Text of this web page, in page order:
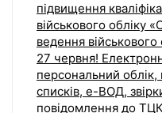
підвищення
військового обліку
ведення військового
27 червня!
персональний облік,
списків, е-ВОД,
повідомлення до